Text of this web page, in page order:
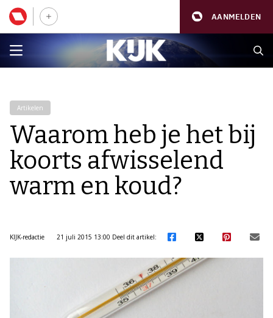
AANMELDEN
Artikelen
Waarom heb je het bij
koorts afwisselend
warm en koud?
KIJK-redactie 21 juli 2015 13:00 Deel dit artikel: